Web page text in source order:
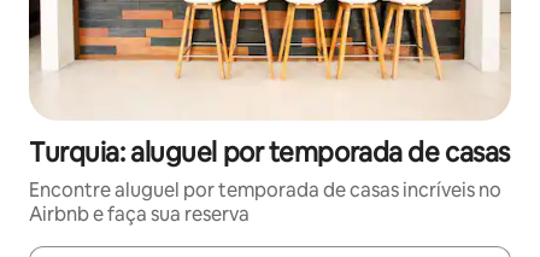
Turquia: aluguel por temporada de casas
Encontre aluguel por temporada de casas incríveis no
Airbnb e faça sua reserva